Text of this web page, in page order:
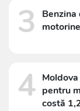
3
4 pentru
costă